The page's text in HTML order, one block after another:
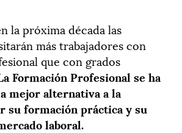
la próxima década las
más trabajadores con
que con grados
Formación Profesional se ha
mejor alternativa a la
su formación práctica y su
laboral.